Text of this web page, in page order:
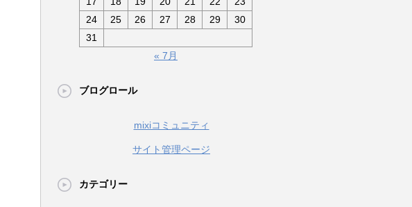
24
25 26 27 28 29
30
31
« 7月
ブログロール
mixiコミュニティ
サイト管理ページ
カテゴリー